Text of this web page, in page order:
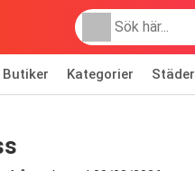
Butiker Kategorier Städer